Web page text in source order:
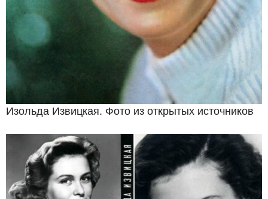
Изольда Извицкая. Фото из открытых источников